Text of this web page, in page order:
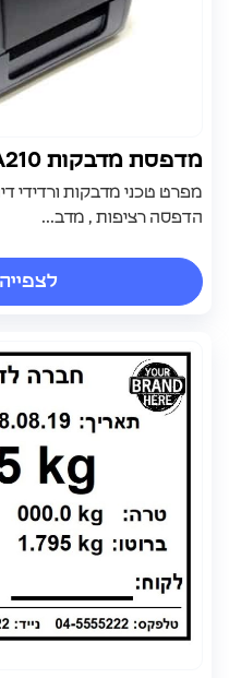
מדפסת מדבקות TA210
מפרט טכני מדבקות ורדידי
הדפסה רציפות , מדב...